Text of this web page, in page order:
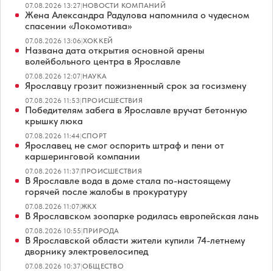
07.08.2026 13:27|НОВОСТИ КОМПАНИЙ
Жена Александра Радулова напомнила о чудесном
спасении «Локомотива»
07.08.2026 13:06|ХОККЕЙ
Названа дата открытия основной арены
волейбольного центра в Ярославле
07.08.2026 12:07|НАУКА
Ярославцу грозит пожизненный срок за госизмену
07.08.2026 11:53|ПРОИСШЕСТВИЯ
Победителям забега в Ярославле вручат бетонную
крышку люка
07.08.2026 11:44|СПОРТ
Ярославец не смог оспорить штраф и пени от
каршеринговой компании
07.08.2026 11:37|ПРОИСШЕСТВИЯ
В Ярославле вода в доме стала по-настоящему
горячей после жалобы в прокуратуру
07.08.2026 11:07|ЖКХ
В Ярославском зоопарке родилась европейская лань
07.08.2026 10:55|ПРИРОДА
В Ярославской области жители купили 74-летнему
дворнику электровелосипед
07.08.2026 10:37|ОБЩЕСТВО